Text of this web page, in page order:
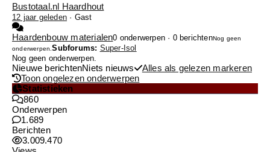
Bustotaal.nl Haardhout
12 jaar geleden · Gast
Haardenbouw materialen0 onderwerpen · 0 berichtenNog geen
onderwerpen.Subforums: Super-Isol
Nog geen onderwerpen.
Nieuwe berichtenNiets nieuws
Alles als gelezen markeren
Toon ongelezen onderwerpen
Statistieken
860
Onderwerpen
1.689
Berichten
3.009.470